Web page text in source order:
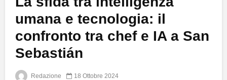
umana e tecnologia: il
confronto tra chef e IA a San
Sebastián
Redazione 18 Ottobre 2024